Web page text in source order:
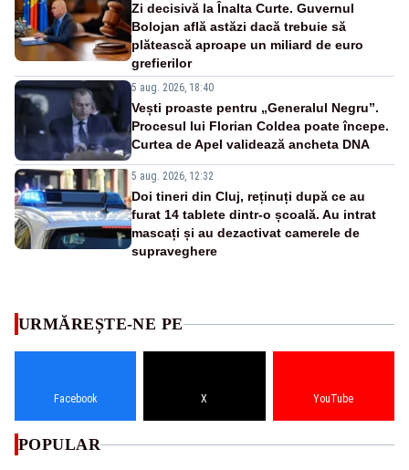
Zi decisivă la Înalta Curte. Guvernul
Bolojan află astăzi dacă trebuie să
plătească aproape un miliard de euro
grefierilor
5 aug. 2026, 18:40
Vești proaste pentru „Generalul Negru”.
Procesul lui Florian Coldea poate începe.
Curtea de Apel validează ancheta DNA
5 aug. 2026, 12:32
Doi tineri din Cluj, reținuți după ce au
furat 14 tablete dintr-o școală. Au intrat
mascați și au dezactivat camerele de
supraveghere
URMĂREȘTE-NE PE
Facebook X YouTube
POPULAR